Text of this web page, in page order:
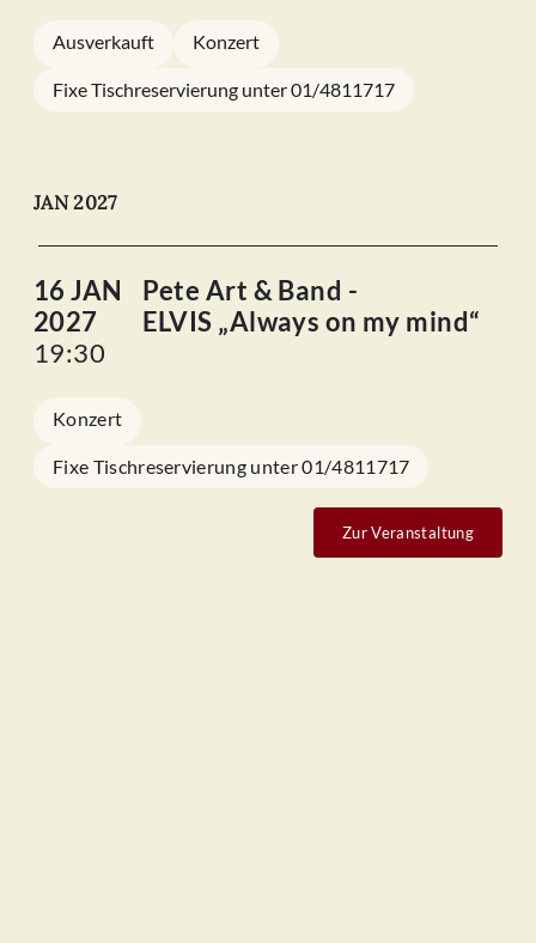
Ausverkauft Konzert
Fixe Tischreservierung unter 01/4811717
JAN 2027
16 JAN
2027
19:30
Pete Art & Band -
ELVIS „Always on my mind“
Konzert
Fixe Tischreservierung unter 01/4811717
Zur Veranstaltung